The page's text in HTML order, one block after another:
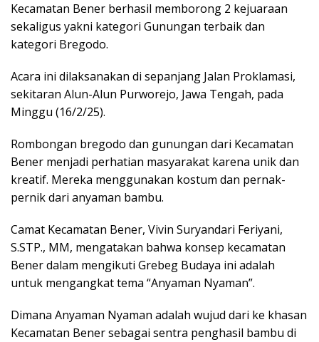
Kecamatan Bener berhasil memborong 2 kejuaraan
sekaligus yakni kategori Gunungan terbaik dan
kategori Bregodo.
Acara ini dilaksanakan di sepanjang Jalan Proklamasi,
sekitaran Alun-Alun Purworejo, Jawa Tengah, pada
Minggu (16/2/25).
Rombongan bregodo dan gunungan dari Kecamatan
Bener menjadi perhatian masyarakat karena unik dan
kreatif. Mereka menggunakan kostum dan pernak-
pernik dari anyaman bambu.
Camat Kecamatan Bener, Vivin Suryandari Feriyani,
S.STP., MM, mengatakan bahwa konsep kecamatan
Bener dalam mengikuti Grebeg Budaya ini adalah
untuk mengangkat tema “Anyaman Nyaman”.
Dimana Anyaman Nyaman adalah wujud dari ke khasan
Kecamatan Bener sebagai sentra penghasil bambu di